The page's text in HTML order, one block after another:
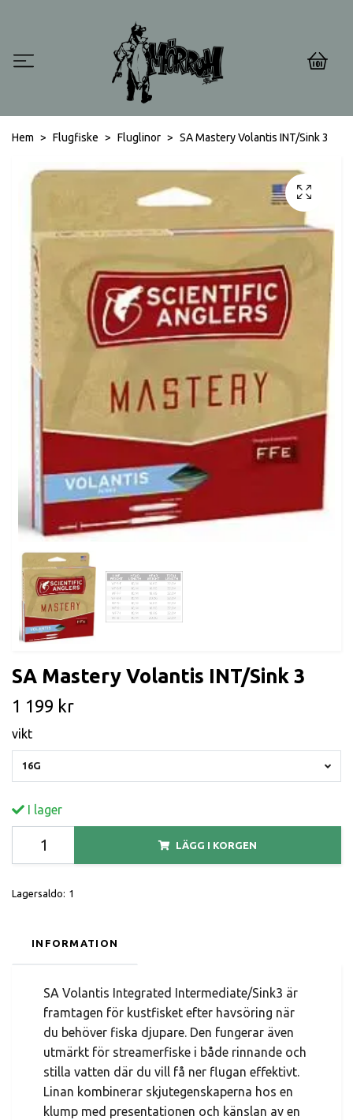
0
Hem Flugfiske Fluglinor SA Mastery Volantis INT/Sink 3
SA Mastery Volantis INT/Sink 3
1 199 kr
vikt
16G
I lager
LÄGG I KORGEN
Lagersaldo: 1
INFORMATION
SA Volantis Integrated Intermediate/Sink3 är
framtagen för kustfisket efter havsöring när
du behöver fiska djupare. Den fungerar även
utmärkt för streamerfiske i både rinnande och
stilla vatten där du vill få ner flugan effektivt.
Linan kombinerar skjutegenskaperna hos en
klump med presentationen och känslan av en